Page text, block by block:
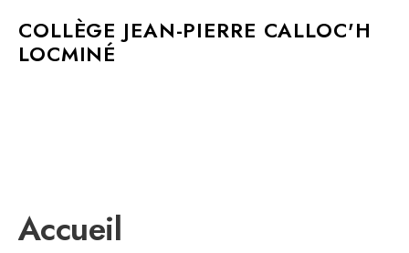
COLLÈGE JEAN-PIERRE CALLOC'H
LOCMINÉ
Accueil